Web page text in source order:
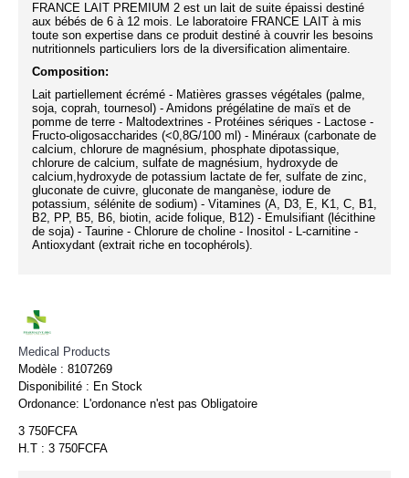
FRANCE LAIT PREMIUM 2 est un lait de suite épaissi destiné
aux bébés de 6 à 12 mois. Le laboratoire FRANCE LAIT à mis
toute son expertise dans ce produit destiné à couvrir les besoins
nutritionnels particuliers lors de la diversification alimentaire.
Composition:
Lait partiellement écrémé - Matières grasses végétales (palme,
soja, coprah, tournesol) - Amidons prégélatine de maïs et de
pomme de terre - Maltodextrines - Protéines sériques - Lactose -
Fructo-oligosaccharides (<0,8G/100 ml) - Minéraux (carbonate de
calcium, chlorure de magnésium, phosphate dipotassique,
chlorure de calcium, sulfate de magnésium, hydroxyde de
calcium,hydroxyde de potassium lactate de fer, sulfate de zinc,
gluconate de cuivre, gluconate de manganèse, iodure de
potassium, sélénite de sodium) - Vitamines (A, D3, E, K1, C, B1,
B2, PP, B5, B6, biotin, acide folique, B12) - Emulsifiant (lécithine
de soja) - Taurine - Chlorure de choline - Inositol - L-carnitine -
Antioxydant (extrait riche en tocophérols).
Medical Products
Modèle : 8107269
Disponibilité : En Stock
Ordonance: L'ordonance n'est pas Obligatoire
3 750FCFA
H.T : 3 750FCFA